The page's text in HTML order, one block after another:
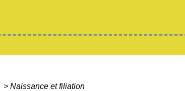
> Naissance et filiation